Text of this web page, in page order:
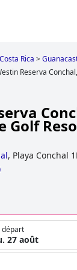
Costa Rica >
Reserva
Golf
, Playa Conchal
départ
27 août